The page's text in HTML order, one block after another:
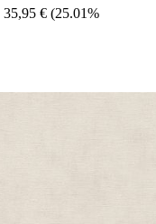
35,95 € (25.01%